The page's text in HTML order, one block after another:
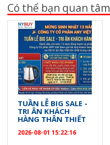
Có thể bạn quan tâm
TUẦN LỄ BIG SALE -
TRI ÂN KHÁCH
HÀNG THÂN THIẾT
2026-08-01 15:22:16